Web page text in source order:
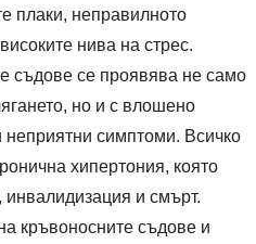
плаки, неправилното
нива на стрес.
съдове се проявява не само
но и с влошено
неприятни симптоми. Всичко
хипертония, която
и смърт.
кръвоносните съдове и